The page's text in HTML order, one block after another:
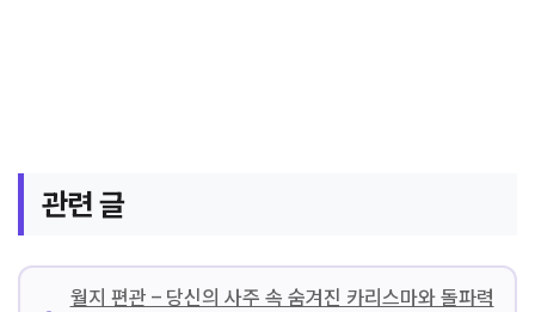
관련 글
월지 편관 – 당신의 사주 속 숨겨진 카리스마와 돌파력